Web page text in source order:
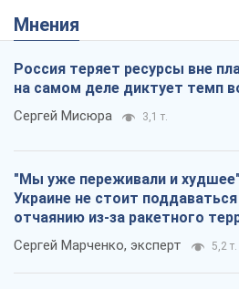
Мнения
Россия теряет ресурсы вне
на самом деле диктует темп
Сергей Мисюра 3,1 т.
"Мы уже переживали и
Украине не стоит поддаваться
отчаянию из-за ракетного
Сергей Марченко, эксперт 5,2 т.